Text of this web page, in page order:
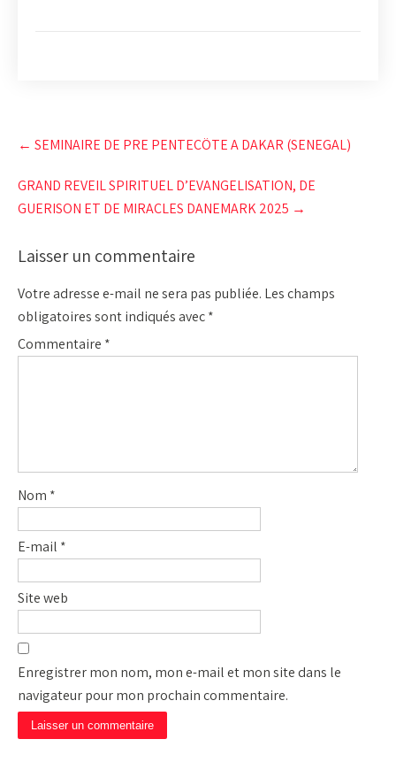
Post
navigation
← SEMINAIRE DE PRE PENTECÖTE A DAKAR (SENEGAL)
GRAND REVEIL SPIRITUEL D’EVANGELISATION, DE
GUERISON ET DE MIRACLES DANEMARK 2025 →
Laisser un commentaire
Votre adresse e-mail ne sera pas publiée. Les champs
obligatoires sont indiqués avec*
Commentaire *
Nom *
E-mail *
Site web
Enregistrer mon nom, mon e-mail et mon site dans le
navigateur pour mon prochain commentaire.